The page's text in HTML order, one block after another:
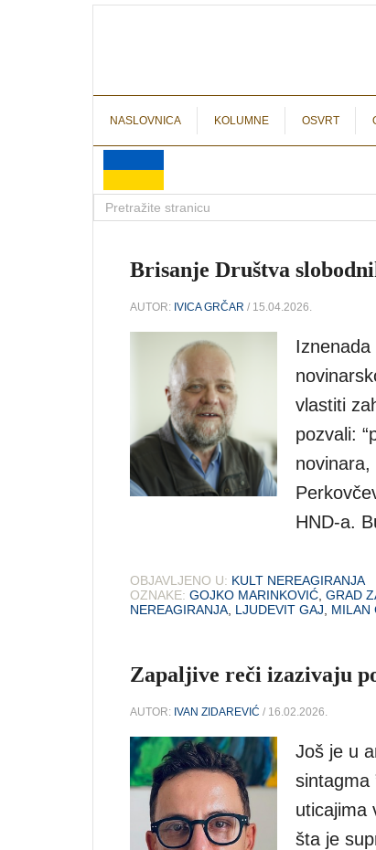
NASLOVNICA KOLUMNE OSVRT
Brisanje Društva
AUTOR: IVICA GRČAR / 15.04.2026.
vlastiti
pozvali:
HND-a.
OBJAVLJENO U: KULT NEREAGIRANJA
OZNAKE: GOJKO MARINKOVIĆ GRAD
NEREAGIRANJA LJUDEVIT GAJ MILAN
Zapaljive reči izazivaju
AUTOR: IVAN ZIDAREVIĆ / 16.02.2026.
Još je u
sintagma
uticajima
šta je